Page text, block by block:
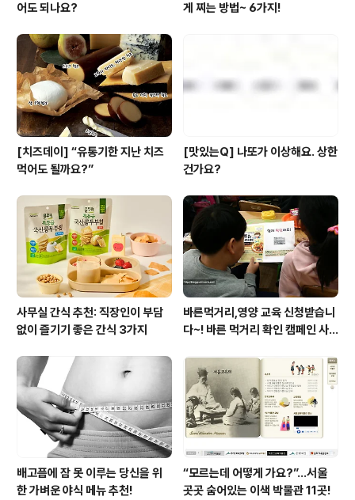
어도 되나요?
게 찌는 방법~ 6가지!
[치즈데이] “유통기한 지난 치즈
먹어도 될까요?”
[맛있는Q] 나또가 이상해요. 상한
건가요?
사무실 간식 추천: 직장인이 부담
없이 즐기기 좋은 간식 3가지
바른먹거리,영양 교육 신청받습니
다~! 바른 먹거리 확인 캠페인 사
배고픔에 잠 못 이루는 당신을 위
한 가벼운 야식 메뉴 추천!
“모르는데 어떻게 가요?”...서울
곳곳 숨어있는 이색 박물관 11곳!